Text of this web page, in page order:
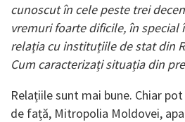
cunoscut în cele peste trei
vremuri foarte dificile, în special
relația cu instituțiile de stat din
Cum caracterizați situația din
Relațiile sunt mai bune. Chiar
de față, Mitropolia Moldovei,